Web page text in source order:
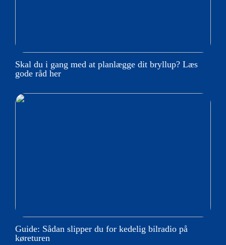
Skal du i gang med at planlægge dit bryllup? Læs
gode råd her
Guide: Sådan slipper du for kedelig bilradio på
køreturen